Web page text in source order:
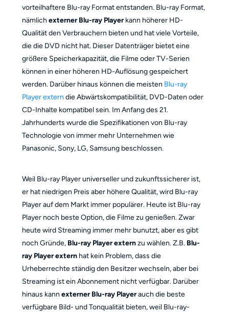
vorteilhaftere Blu-ray Format entstanden. Blu-ray Format,
nämlich externer Blu-ray Playerkann höherer HD-
Qualität den Verbrauchern bieten und hat viele Vorteile,
die die DVD nicht hat. Dieser Datenträger bietet eine
größere Speicherkapazität, die Filme oder TV-Serien
können in einer höheren HD-Auflösung gespeichert
werden. Darüber hinaus können die meisten Blu-ray
Player extern die Abwärtskompatibilität, DVD-Daten oder
CD-Inhalte kompatibel sein. Im Anfang des 21.
Jahrhunderts wurde die Spezifikationen von Blu-ray
Technologie von immer mehr Unternehmen wie
Panasonic, Sony, LG, Samsung beschlossen.
Weil Blu-ray Player universeller und zukunftssicherer ist,
er hat niedrigen Preis aber höhere Qualität, wird Blu-ray
Player auf dem Markt immer populärer. Heute ist Blu-ray
Player noch beste Option, die Filme zu genießen. Zwar
heute wird Streaming immer mehr bunutzt, aber es gibt
noch Gründe, Blu-ray Player externzu wählen. Z.B. Blu-
ray Player externhat kein Problem, dass die
Urheberrechte ständig den Besitzer wechseln, aber bei
Streaming ist ein Abonnement nicht verfügbar. Darüber
hinaus kann externer Blu-ray Playerauch die beste
verfügbare Bild- und Tonqualität bieten, weil Blu-ray-